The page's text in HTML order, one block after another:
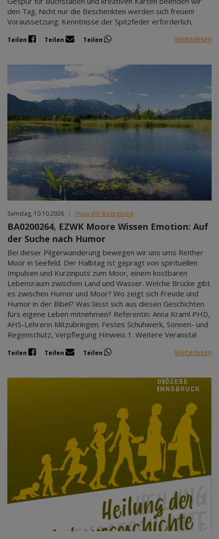
den Tag. Nicht nur die Beschenkten werden sich freuen!
Voraussetzung: Kenntnisse der Spitzfeder erforderlich,
Teilen Teilen Teilen Weiterlesen
Samstag, 10.10.2026 Haus der Begegnung
BA0200264, EZWK Moore Wissen Emotion: Auf
der Suche nach Humor
Bei dieser Pilgerwanderung bewegen wir uns ums Reither
Moor in Seefeld. Der Halbtag ist geprägt von spirituellen
Impulsen und Kurzinputs zum Moor, einem kostbaren
Lebensraum zwischen Land und Wasser. Welche Brücke gibt
es zwischen Humor und Moor? Wo zeigt sich Freude und
Humor in der Bibel? Was lässt sich aus diesen Geschichten
fürs eigene Leben mitnehmen? Referentin: Anna Kraml PHD,
AHS-Lehrerin Mitzubringen: Festes Schuhwerk, Sonnen- und
Regenschutz, Verpflegung Hinweis 1: Weitere Veranstal
Teilen Teilen Teilen Weiterlesen